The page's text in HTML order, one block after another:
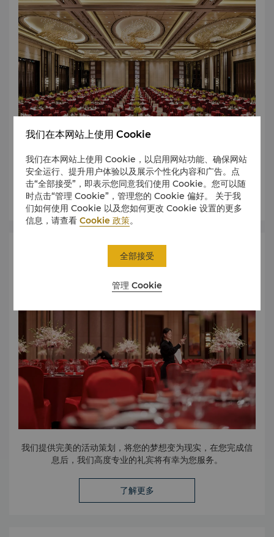
查找符合会议或宴会要求的场地。
了解更多
索取建议书
我们提供完美的活动策划，将您的梦想变为现实，在您完成信
息后，我们高度专业的礼宾将有幸为您服务。
了解更多
我们在本网站上使用 Cookie
我们在本网站上使用 Cookie，以启用网站功能、确保网站
安全运行、提升用户体验以及展示个性化内容和广告。点
击“全部接受”，即表示您同意我们使用 Cookie。您可以随
时点击“管理 Cookie”，管理您的 Cookie 偏好。 关于我
们如何使用 Cookie 以及您如何更改 Cookie 设置的更多
信息，请查看Cookie 政策。
管理 Cookie
全部接受